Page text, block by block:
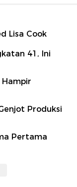
Lisa Cook
41, Ini
Hampir
Produksi
Pertama